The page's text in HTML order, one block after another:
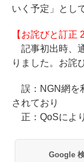
いく予定」とし
【お詫びと訂正
記事初出時、
りました。お詫
誤：NGN網を
されており
正：QoSによ
Google